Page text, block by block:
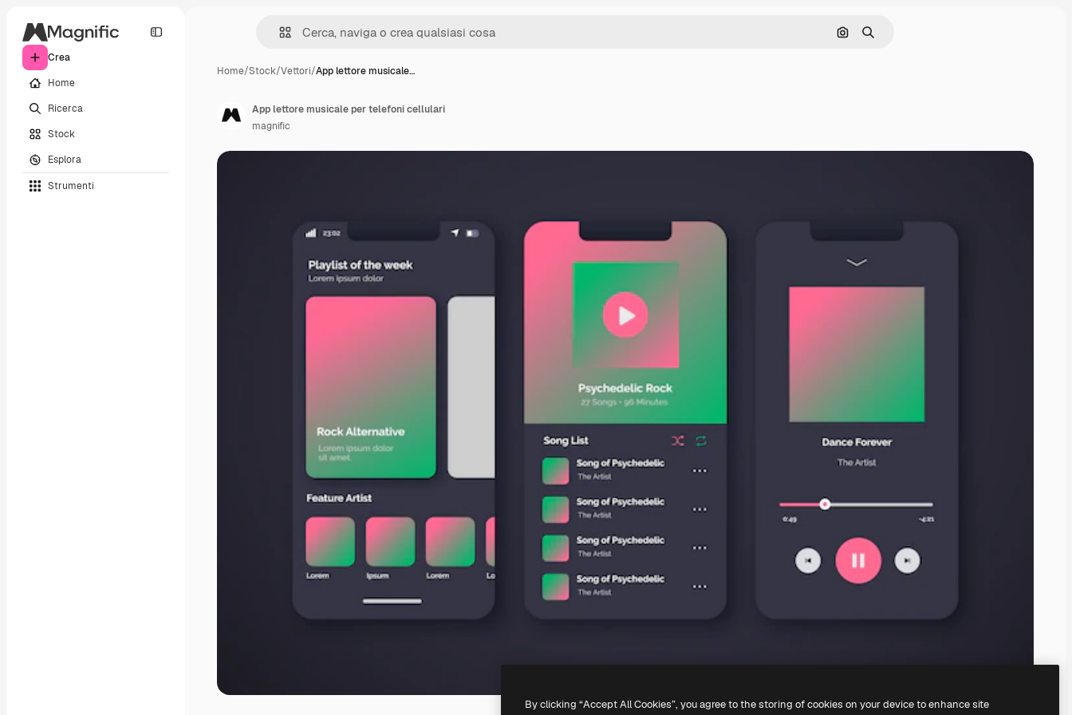
Crea
Home
Ricerca
Stock
Esplora
Strumenti
Cerca per immagine
Ricerca
Home/Stock/Vettori/App lettore musicale…
App lettore musicale per telefoni cellulari
magnific
By clicking “Accept All Cookies”, you agree to the storing of cookies on your device to enhance site